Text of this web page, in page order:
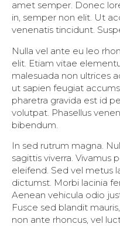
amet semper. Donec
in, semper non elit. Ut
venenatis tincidunt.
Nulla vel ante eu leo
elit. Etiam vitae
malesuada non ultrices
ut sapien feugiat
pharetra gravida est id
volutpat. Phasellus
bibendum.
In sed rutrum magna.
sagittis viverra. Vivamus
eleifend. Sed vel metus
dictumst. Morbi lacinia
Aenean vehicula odio
Fusce sed blandit
non ante rhoncus, vel